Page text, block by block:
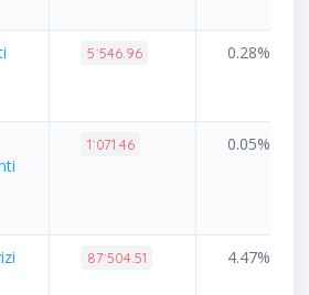
5˙546.96 0.28%
1˙071.46 0.05%
87˙504.51 4.47%